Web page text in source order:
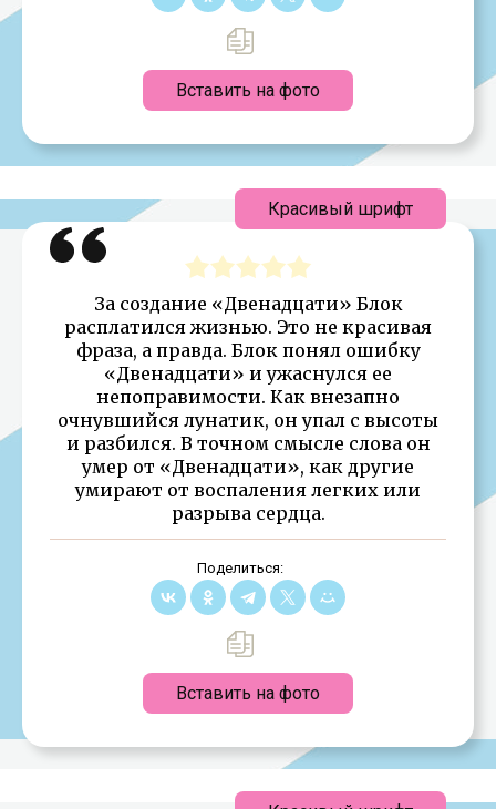
Вставить на фото
За создание «Двенадцати» Блок
расплатился жизнью. Это не красивая
фраза, а правда. Блок понял ошибку
«Двенадцати» и ужаснулся ее
непоправимости. Как внезапно
очнувшийся лунатик, он упал с высоты
и разбился. В точном смысле слова он
умер от «Двенадцати», как другие
умирают от воспаления легких или
разрыва сердца.
Поделиться:
Вставить на фото
Красивый шрифт